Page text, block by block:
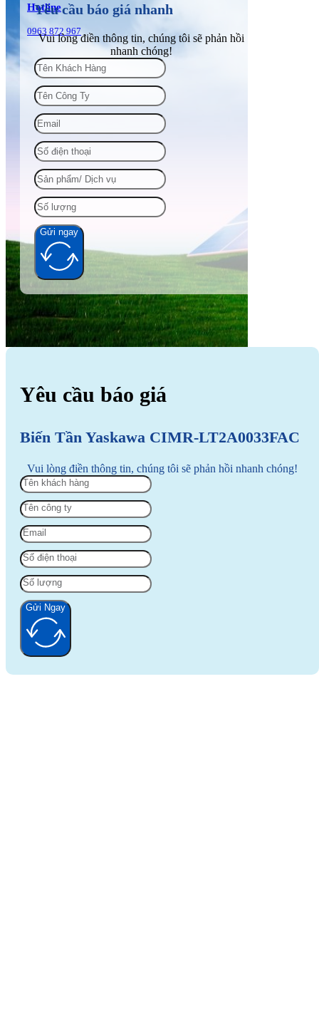
Hotline
0963 872 967
Yêu cầu báo giá nhanh
Vui lòng điền thông tin, chúng tôi sẽ phản hồi
nhanh chóng!
Gửi ngay
Yêu cầu báo giá
Biến Tần Yaskawa CIMR-LT2A0033FAC
Vui lòng điền thông tin, chúng tôi sẽ phản hồi nhanh chóng!
Gửi Ngay